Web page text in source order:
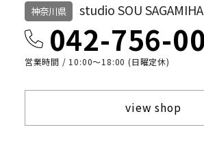
神奈川県 studio SOU
042-756-
営業時間 / 10:00〜18:00 (日曜定休)
view shop